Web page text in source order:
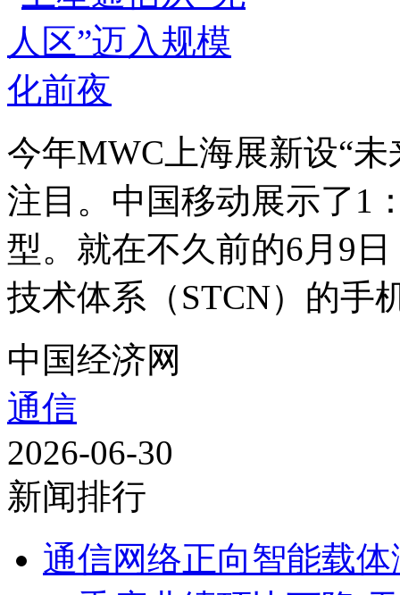
今年MWC上海展新设“
注目。中国移动展示了1
型。就在不久前的6月9
技术体系（STCN）的手
中国经济网
通信
2026-06-30
新闻排行
通信网络正向智能载体